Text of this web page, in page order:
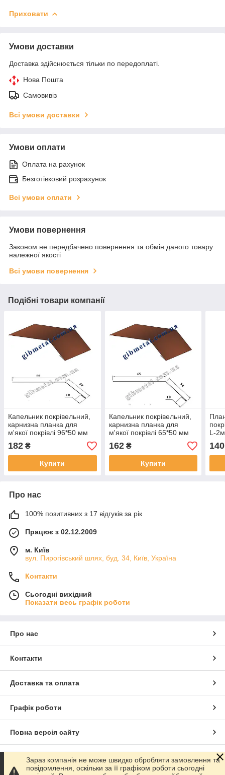
Приховати
Умови доставки
Доставка здійснюється тільки по передоплаті.
Нова Пошта
Самовивіз
Всі умови доставки
Умови оплати
Оплата на рахунок
Безготівковий розрахунок
Всі умови оплати
Умови повернення
Законом не передбачено повернення та обмін даного товару
належної якості
Всі умови повернення
Подібні товари компанії
Капельник покрівельний,
карнизна планка для
м'якої покрівлі 96*50 мм
0,47мм L-2м кольори в
асортименті RAL
182 ₴
Купити
Капельник покрівельний,
карнизна планка для
м'якої покрівлі 65*50 мм
0,47мм L-2м кольори в
асортименті RAL
162₴
Купити
L-
140
Про нас
100% позитивних з 17 відгуків за рік
Працює з 02.12.2009
м. Київ
вул. Пирогівський шлях, буд. 34, Київ, Україна
Контакти
Сьогодні вихідний
Показати весь графік роботи
Про нас
Контакти
Доставка та оплата
Графік роботи
Повна версія сайту
Сайт створено на маркетплейсіProm.ua
Зараз компанія не може швидко обробляти замовлення та
повідомлення, оскільки за її графіком роботи сьогодні